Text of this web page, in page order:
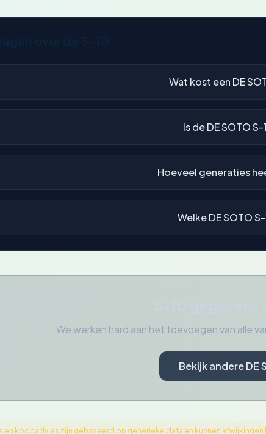
Wat kost een DE
Is de DE SOTO
Hoeveel generaties
Welke DE SOTO
We werken hard aan het toevoegen van alle
Bekijk andere DE
koopadvies zijn gebaseerd op generieke data en kunnen